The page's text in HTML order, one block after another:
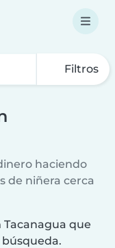
Filtros
haciendo
de niñera cerca
Tacanagua que